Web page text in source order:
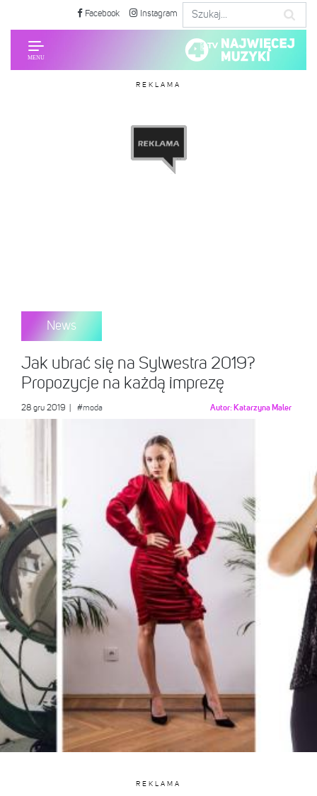
Facebook Instagram
REKLAMA
News
Jak ubrać się na Sylwestra 2019?
Propozycje na każdą imprezę
28 gru 2019 #moda Autor: Katarzyna Maler
REKLAMA